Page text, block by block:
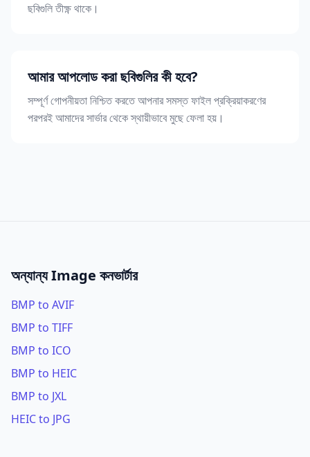
ছবিগুলি তীক্ষ্ণ থাকে।
আমার আপলোড করা ছবিগুলির কী হবে?
সম্পূর্ণ গোপনীয়তা নিশ্চিত করতে আপনার সমস্ত ফাইল প্রক্রিয়াকরণের
পরপরই আমাদের সার্ভার থেকে স্থায়ীভাবে মুছে ফেলা হয়।
অন্যান্য Image কনভার্টার
BMP to AVIF
BMP to TIFF
BMP to ICO
BMP to HEIC
BMP to JXL
HEIC to JPG